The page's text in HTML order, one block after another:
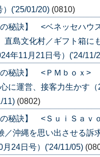
）('25/01/20) (0810)
の秘訣】 <ベネッセハ
島文化村／ギフト箱に
年11月21日号）('24/11/
の秘訣】 <ＰＭｂｏｘ>
に運営、接客力生かす（
11) (0802)
の秘訣】 <ＳｕｉＳａ
沖縄を思い出させる訴
24日号）('24/11/05)